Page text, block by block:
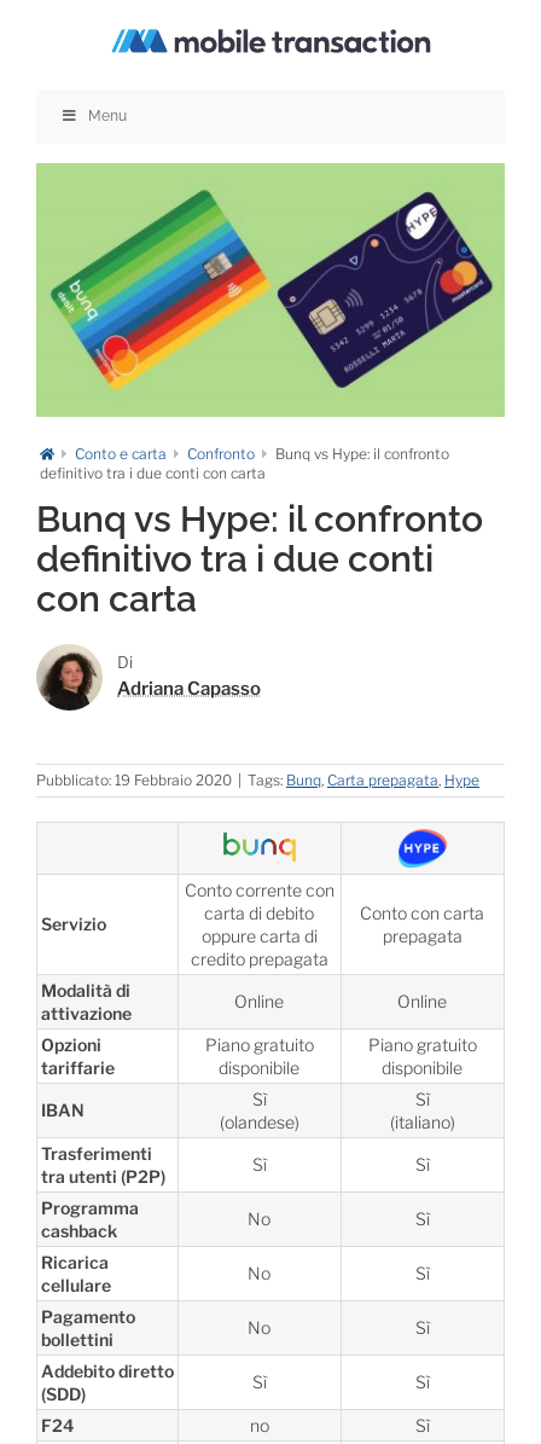
Menu
Conto e carta Confronto
Bunq vs Hype: il confronto
definitivo tra i due conti con carta
Bunq vs Hype: il confronto
definitivo tra i due conti
con carta
Di
Adriana Capasso
Pubblicato: 19 Febbraio 2020 Tags: Bunq, Carta prepagata, Hype
Servizio
Conto corrente con
carta di debito
oppure carta di
credito prepagata
Conto con carta
prepagata
Modalità di
attivazione
Online Online
Opzioni
tariffarie
Piano gratuito
disponibile
Piano gratuito
disponibile
IBAN
Sì
(olandese)
Sì
(italiano)
Trasferimenti
tra utenti (P2P)
Sì Sì
Programma
cashback
No Sì
Ricarica
cellulare
No Sì
Pagamento
bollettini
No Sì
Addebito diretto
(SDD)
Sì Sì
F24 no
Sì